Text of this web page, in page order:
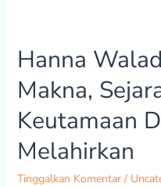
Hanna
Makna,
Keutamaan
Melahirkan
Tinggalkan Komentar /
Hanna
Waladat
Maryam:
Sejarah,
dan
Keutamaan
Doa